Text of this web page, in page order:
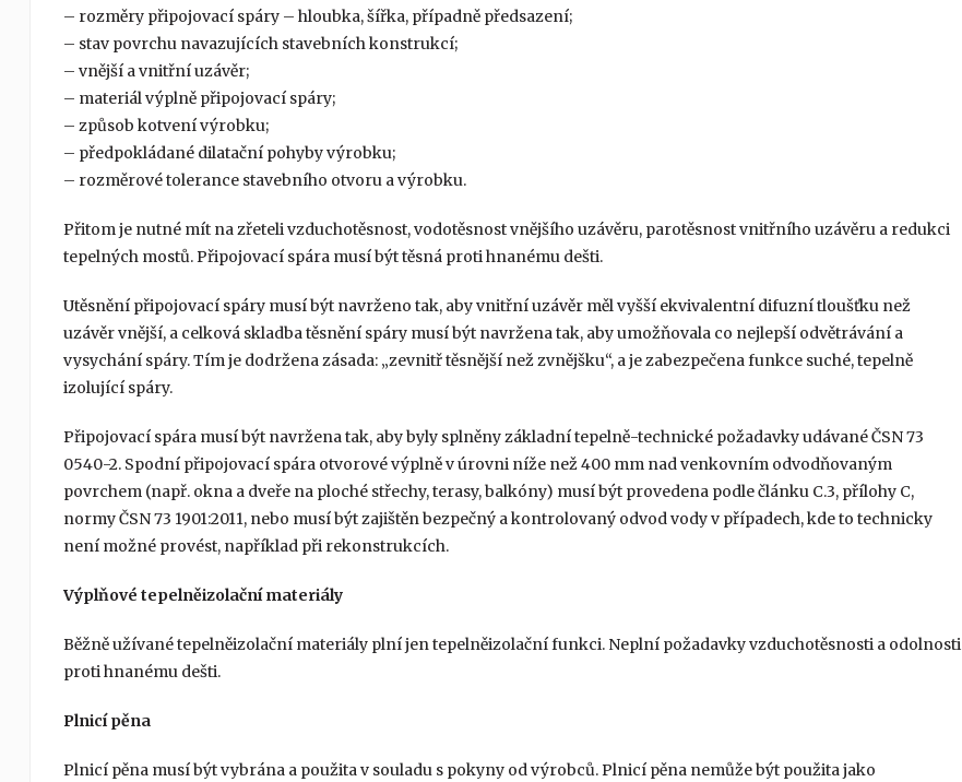
– rozměry připojovací spáry – hloubka, šířka, případně předsazení;
– stav povrchu navazujících stavebních konstrukcí;
– vnější a vnitřní uzávěr;
– materiál výplně připojovací spáry;
– způsob kotvení výrobku;
– předpokládané dilatační pohyby výrobku;
– rozměrové tolerance stavebního otvoru a výrobku.
Přitom je nutné mít na zřeteli vzduchotěsnost, vodotěsnost vnějšího uzávěru, parotěsnost vnitřního uzávěru a redukci
tepelných mostů. Připojovací spára musí být těsná proti hnanému dešti.
Utěsnění připojovací spáry musí být navrženo tak, aby vnitřní uzávěr měl vyšší ekvivalentní difuzní tloušťku než
uzávěr vnější, a celková skladba těsnění spáry musí být navržena tak, aby umožňovala co nejlepší odvětrávání a
vysychání spáry. Tím je dodržena zásada: „zevnitř těsnější než zvnějšku“, a je zabezpečena funkce suché, tepelně
izolující spáry.
Připojovací spára musí být navržena tak, aby byly splněny základní tepelně-technické požadavky udávané ČSN 73
0540-2. Spodní připojovací spára otvorové výplně v úrovni níže než 400 mm nad venkovním odvodňovaným
povrchem (např. okna a dveře na ploché střechy, terasy, balkóny) musí být provedena podle článku C.3, přílohy C,
normy ČSN 73 1901:2011, nebo musí být zajištěn bezpečný a kontrolovaný odvod vody v případech, kde to technicky
není možné provést, například při rekonstrukcích.
Výplňové tepelněizolační materiály
Běžně užívané tepelněizolační materiály plní jen tepelněizolační funkci. Neplní požadavky vzduchotěsnosti a odolnosti
proti hnanému dešti.
Plnicí pěna
Plnicí pěna musí být vybrána a použita v souladu s pokyny od výrobců. Plnicí pěna nemůže být použita jako